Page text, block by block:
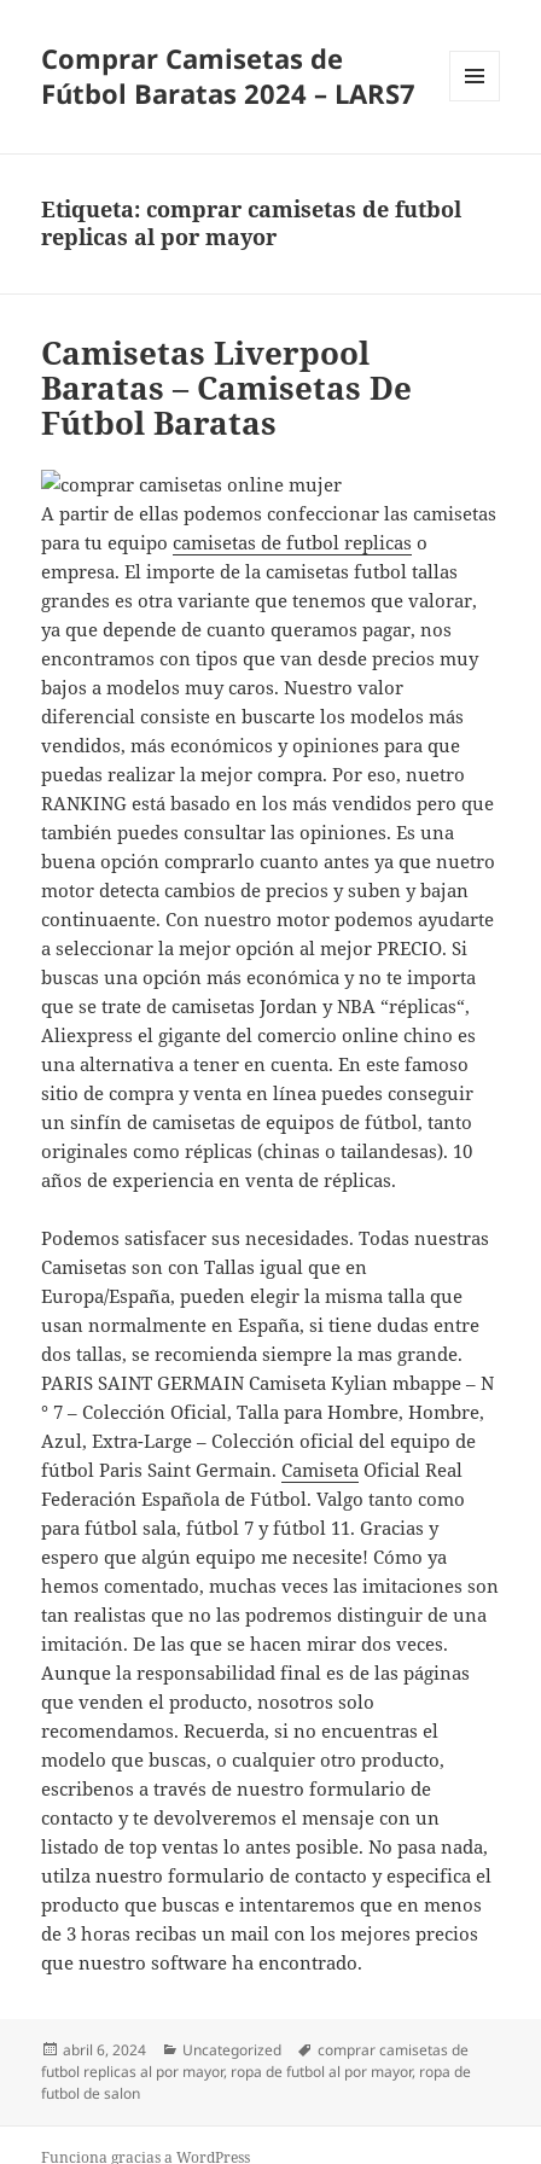
Comprar Camisetas de
Fútbol Baratas 2024 – LARS7
Etiqueta:comprar camisetas de futbol
replicas al por mayor
Camisetas Liverpool
Baratas – Camisetas De
Fútbol Baratas
A partir de ellas podemos confeccionar las camisetas
para tu equipocamisetas de futbol replicas o
empresa. El importe de la camisetas futbol tallas
grandes es otra variante que tenemos que valorar,
ya que depende de cuanto queramos pagar, nos
encontramos con tipos que van desde precios muy
bajos a modelos muy caros. Nuestro valor
diferencial consiste en buscarte los modelos más
vendidos, más económicos y opiniones para que
puedas realizar la mejor compra. Por eso, nuetro
RANKING está basado en los más vendidos pero que
también puedes consultar las opiniones. Es una
buena opción comprarlo cuanto antes ya que nuetro
motor detecta cambios de precios y suben y bajan
continuaente. Con nuestro motor podemos ayudarte
a seleccionar la mejor opción al mejor PRECIO. Si
buscas una opción más económica y no te importa
que se trate de camisetas Jordan y NBA “réplicas“,
Aliexpress el gigante del comercio online chino es
una alternativa a tener en cuenta. En este famoso
sitio de compra y venta en línea puedes conseguir
un sinfín de camisetas de equipos de fútbol, tanto
originales como réplicas (chinas o tailandesas). 10
años de experiencia en venta de réplicas.
Podemos satisfacer sus necesidades. Todas nuestras
Camisetas son con Tallas igual que en
Europa/España, pueden elegir la misma talla que
usan normalmente en España, si tiene dudas entre
dos tallas, se recomienda siempre la mas grande.
PARIS SAINT GERMAIN Camiseta Kylian mbappe – N
° 7 – Colección Oficial, Talla para Hombre, Hombre,
Azul, Extra-Large – Colección oficial del equipo de
fútbol Paris Saint Germain.Camiseta Oficial Real
Federación Española de Fútbol. Valgo tanto como
para fútbol sala, fútbol 7 y fútbol 11. Gracias y
espero que algún equipo me necesite! Cómo ya
hemos comentado, muchas veces las imitaciones son
tan realistas que no las podremos distinguir de una
imitación. De las que se hacen mirar dos veces.
Aunque la responsabilidad final es de las páginas
que venden el producto, nosotros solo
recomendamos. Recuerda, si no encuentras el
modelo que buscas, o cualquier otro producto,
escribenos a través de nuestro formulario de
contacto y te devolveremos el mensaje con un
listado de top ventas lo antes posible. No pasa nada,
utilza nuestro formulario de contacto y especifica el
producto que buscas e intentaremos que en menos
de 3 horas recibas un mail con los mejores precios
que nuestro software ha encontrado.
Publicado
el
abril 6, 2024 Categorías
Uncategorized Etiquetas
comprar camisetas de
futbol replicas al por mayor, ropa de futbol al por mayor, ropa de
futbol de salon
Funciona gracias a WordPress